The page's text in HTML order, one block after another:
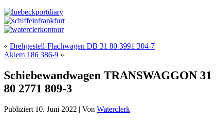
« Drehgestell-Flachwagen DB 31 80 3991 304-7
Akiem 186 386-9 »
Schiebewandwagen TRANSWAGGON 31
80 2771 809-3
Publiziert 10. Juni 2022 | Von Waterclerk